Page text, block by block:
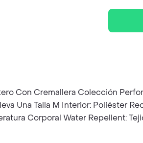
Con Cremallera Colección
Una Talla M Interior: Poliéster
Corporal Water Repellent: